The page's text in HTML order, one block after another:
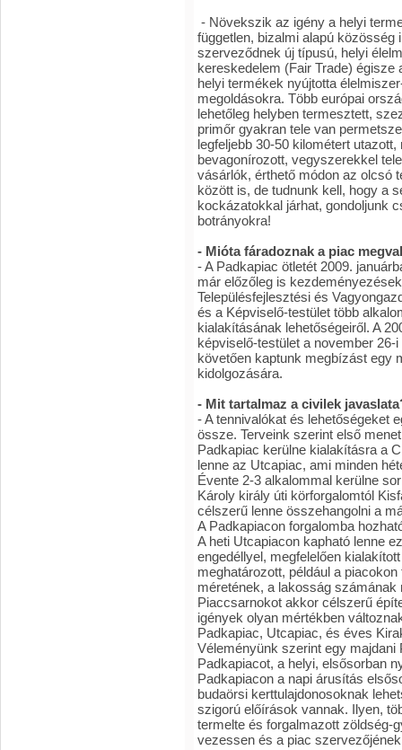
- Növekszik az igény a helyi
független, bizalmi alapú közösség
szerveződnek új típusú, helyi
kereskedelem (Fair Trade)
helyi termékek nyújtotta
megoldásokra. Több európai
lehetőleg helyben termesztett,
primőr gyakran tele van
legfeljebb 30-50 kilométert
bevagonírozott, vegyszerekkel
vásárlók, érthető módon az olcsó
között is, de tudnunk kell, hogy a
kockázatokkal járhat, gondoljunk
botrányokra!
- Mióta fáradoznak a piac
- A Padkapiac ötletét 2009.
már előzőleg is
Településfejlesztési és
és a Képviselő-testület több
kialakításának lehetőségeiről. A
képviselő-testület a november
követően kaptunk megbízást egy
kidolgozására.
- Mit tartalmaz a civilek
- A tennivalókat és lehetőségeket
össze. Terveink szerint első
Padkapiac kerülne kialakításra a
lenne az Utcapiac, ami minden
Évente 2-3 alkalommal kerülne
Károly király úti körforgalomtól
célszerű lenne összehangolni a
A Padkapiacon forgalomba
A heti Utcapiacon kapható lenne
engedéllyel, megfelelően
meghatározott, például a
méretének, a lakosság számának
Piaccsarnokot akkor célszerű
igények olyan mértékben
Padkapiac, Utcapiac, és éves
Véleményünk szerint egy
Padkapiacot, a helyi, elsősorban
Padkapiacon a napi árusítás
budaörsi kerttulajdonosoknak
szigorú előírások vannak. Ilyen,
termelte és forgalmazott zöldség-
vezessen és a piac